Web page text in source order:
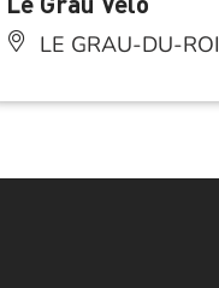
LE GRAU-DU-ROI